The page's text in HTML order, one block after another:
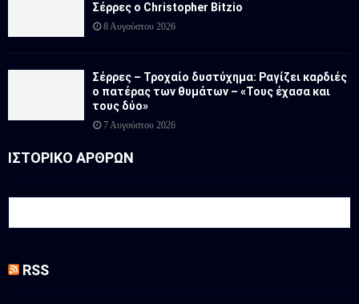
Σέρρες ο Christopher Bitzio
8 Αυγούστου 2026
Σέρρες – Τροχαίο δυστύχημα: Ραγίζει καρδιές
ο πατέρας των θυμάτων – «Τους έχασα και
τους δύο»
7 Αυγούστου 2026
ΙΣΤΟΡΙΚΟ ΑΡΘΡΩΝ
RSS